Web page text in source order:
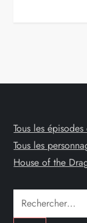
Tous les
Tous les
House of the
Rechercher :